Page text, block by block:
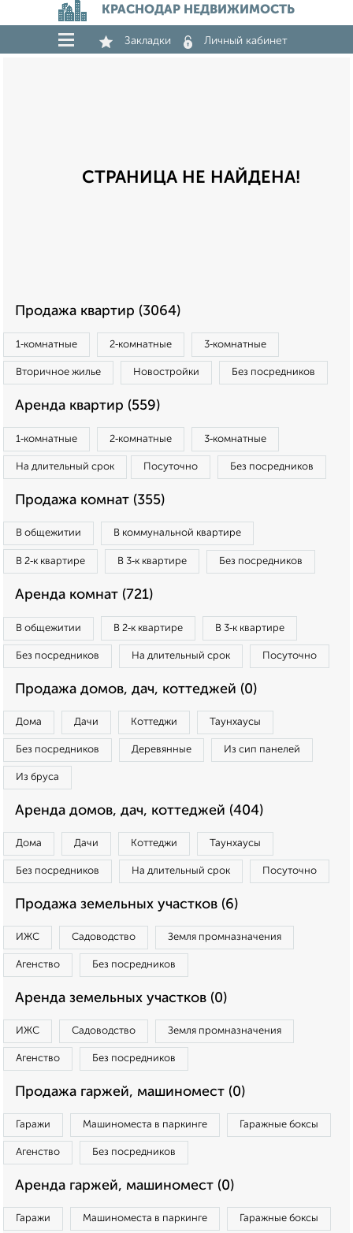
КРАСНОДАР НЕДВИЖИМОСТЬ
Закладки Личный кабинет
СТРАНИЦА НЕ НАЙДЕНА!
Продажа квартир (3064)
1‑комнатные 2‑комнатные 3‑комнатные
Вторичное жилье Новостройки Без посредников
Аренда квартир (559)
1‑комнатные 2‑комнатные 3‑комнатные
На длительный срок Посуточно Без посредников
Продажа комнат (355)
В общежитии В коммунальной квартире
В 2‑к квартире В 3‑к квартире Без посредников
Аренда комнат (721)
В общежитии В 2‑к квартире В 3‑к квартире
Без посредников На длительный срок Посуточно
Продажа домов, дач, коттеджей (0)
Дома Дачи Коттеджи Таунхаусы
Без посредников Деревянные Из сип панелей
Из бруса
Аренда домов, дач, коттеджей (404)
Дома Дачи Коттеджи Таунхаусы
Без посредников На длительный срок Посуточно
Продажа земельных участков (6)
ИЖС Садоводство Земля промназначения
Агенство Без посредников
Аренда земельных участков (0)
ИЖС Садоводство Земля промназначения
Агенство Без посредников
Продажа гаржей, машиномест (0)
Гаражи Машиноместа в паркинге Гаражные боксы
Агенство Без посредников
Аренда гаржей, машиномест (0)
Гаражи Машиноместа в паркинге Гаражные боксы